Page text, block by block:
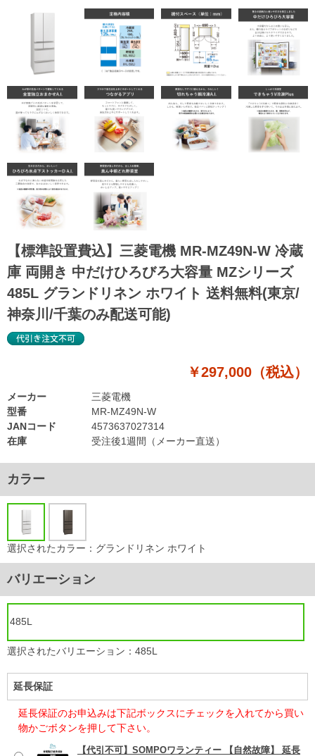
【標準設置費込】三菱電機 MR-MZ49N-W 冷蔵
庫 両開き 中だけひろびろ大容量 MZシリーズ
485L グランドリネン ホワイト 送料無料(東京/
神奈川/千葉のみ配送可能)
￥297,000（税込）
型番
MR-MZ49N-W
JANコード
4573637027314
在庫
受注後1週間（メーカー直送）
メーカー 三菱電機
カラー
選択されたカラー：グランドリネン ホワイト
バリエーション
485L
選択されたバリエーション：485L
延長保証
延長保証のお申込みは下記ボックスにチェックを入れてから買い
物かごボタンを押して下さい。
【代引不可】SOMPOワランティー 【自然故障】 延長